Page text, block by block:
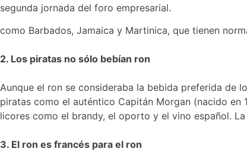
segunda jornada del foro empresarial.
como Barbados, Jamaica y Martinica, que tienen
2. Los piratas no sólo bebían ron
Aunque el ron se consideraba la bebida preferida de
piratas como el auténtico Capitán Morgan (nacido
licores como el brandy, el oporto y el vino español.
3. El ron es francés para el ron